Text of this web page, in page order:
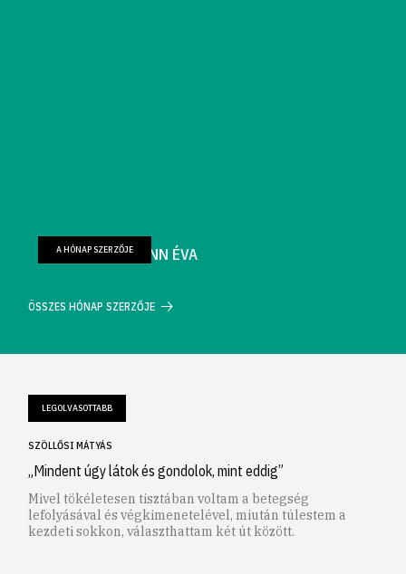
FARKAS WELLMANN ÉVA
A HÓNAP SZERZŐJE
ÖSSZES HÓNAP SZERZŐJE
LEGOLVASOTTABB
SZÖLLŐSI MÁTYÁS
„Mindent úgy látok és gondolok, mint eddig”
Mivel tökéletesen tisztában voltam a betegség
lefolyásával és végkimenetelével, miután túlestem a
kezdeti sokkon, választhattam két út között.